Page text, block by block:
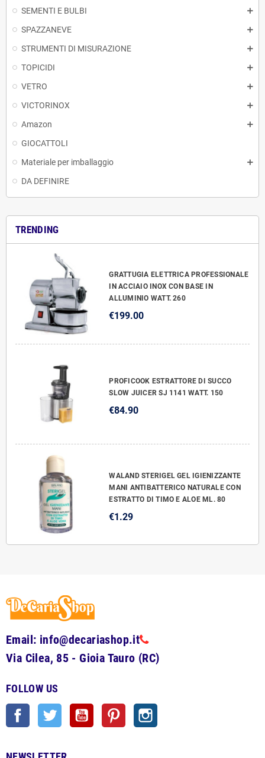
SEMENTI E BULBI
SPAZZANEVE
STRUMENTI DI MISURAZIONE
TOPICIDI
VETRO
VICTORINOX
Amazon
GIOCATTOLI
Materiale per imballaggio
DA DEFINIRE
TRENDING
GRATTUGIA ELETTRICA PROFESSIONALE
IN ACCIAIO INOX CON BASE IN
ALLUMINIO WATT. 260
€199.00
PROFICOOK ESTRATTORE DI SUCCO
SLOW JUICER SJ 1141 WATT. 150
€84.90
WALAND STERIGEL GEL IGIENIZZANTE
MANI ANTIBATTERICO NATURALE CON
ESTRATTO DI TIMO E ALOE ML. 80
€1.29
Email: info@decariashop.it
Via Cilea, 85 - Gioia Tauro (RC)
FOLLOW US
Facebook Twitter YouTube Pinterest